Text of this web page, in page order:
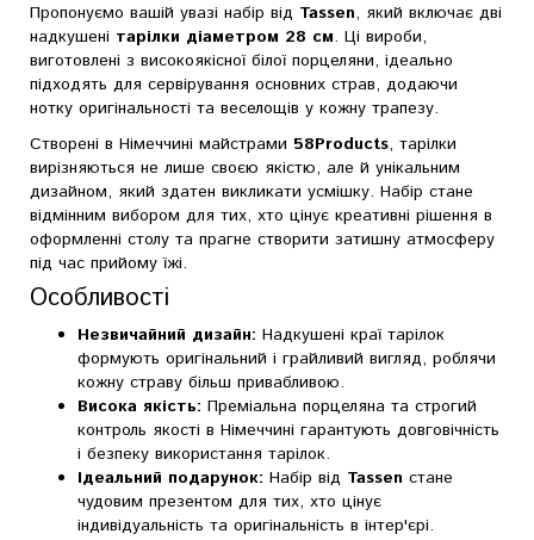
Пропонуємо вашій увазі набір від Tassen, який включає дві
надкушені тарілки діаметром 28 см. Ці вироби,
виготовлені з високоякісної білої порцеляни, ідеально
підходять для сервірування основних страв, додаючи
нотку оригінальності та веселощів у кожну трапезу.
Створені в Німеччині майстрами 58Products, тарілки
вирізняються не лише своєю якістю, але й унікальним
дизайном, який здатен викликати усмішку. Набір стане
відмінним вибором для тих, хто цінує креативні рішення в
оформленні столу та прагне створити затишну атмосферу
під час прийому їжі.
Особливості
Незвичайний дизайн: Надкушені краї тарілок
формують оригінальний і грайливий вигляд, роблячи
кожну страву більш привабливою.
Висока якість: Преміальна порцеляна та строгий
контроль якості в Німеччині гарантують довговічність
і безпеку використання тарілок.
Ідеальний подарунок: Набір від Tassen стане
чудовим презентом для тих, хто цінує
індивідуальність та оригінальність в інтер'єрі.